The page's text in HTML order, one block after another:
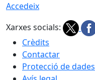
Accedeix
Xarxes socials:
Crèdits
Contactar
Protecció de dades